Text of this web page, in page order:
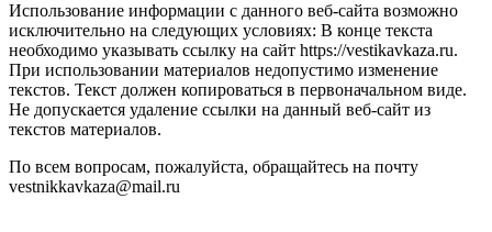
Использование информации с данного веб-сайта возможно
исключительно на следующих условиях: В конце текста
необходимо указывать ссылку на сайт https://vestikavkaza.ru.
При использовании материалов недопустимо изменение
текстов. Текст должен копироваться в первоначальном виде.
Не допускается удаление ссылки на данный веб-сайт из
текстов материалов.
По всем вопросам, пожалуйста, обращайтесь на почту
vestnikkavkaza@mail.ru